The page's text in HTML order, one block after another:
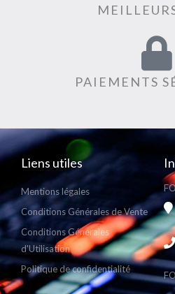
PAIEMENTS
Liens utiles
Mentions légales
Conditions Générales de Vente
Conditions Générales
d'Utilisation
Politique de confidentialité